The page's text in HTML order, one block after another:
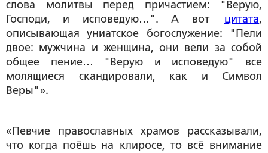
слова молитвы перед причастием: "Верую,
Господи, и исповедую…". А вот цитата,
описывающая униатское богослужение: "Пели
двое: мужчина и женщина, они вели за собой
общее пение… "Верую и исповедую" все
молящиеся скандировали, как и Символ
Веры"».
«Певчие православных храмов рассказывали,
что когда поёшь на клиросе, то всё внимание